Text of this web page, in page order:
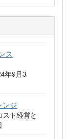
ス
年9月3
ンジ
ト経営と